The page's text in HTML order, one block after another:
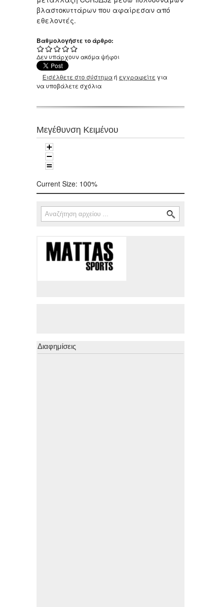
βλαστοκυττάρων που αφαίρεσαν από
εθελοντές.
Βαθμολογήστε το άρθρο:
Δεν υπάρχουν ακόμα ψήφοι
Εισέλθετε στο σύστημαή εγγραφείτε για
να υποβάλετε σχόλια
Μεγέθυνση Κειμένου
Current Size: 100%
Φόρμα αναζήτησης
Αναζήτηση
Διαφημίσεις